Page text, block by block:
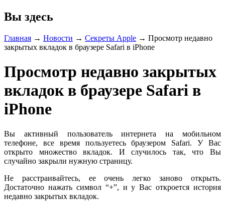
Вы здесь
Главная → Новости → Секреты Apple → Просмотр недавно
закрытых вкладок в браузере Safari в iPhone
Просмотр недавно закрытых
вкладок в браузере Safari в
iPhone
Вы активный пользователь интернета на мобильном
телефоне, все время пользуетесь браузером Safari. У Вас
открыто множество вкладок. И случилось так, что Вы
случайно закрыли нужную страницу.
Не расстраивайтесь, ее очень легко заново открыть.
Достаточно нажать символ “+”, и у Вас откроется история
недавно закрытых вкладок.